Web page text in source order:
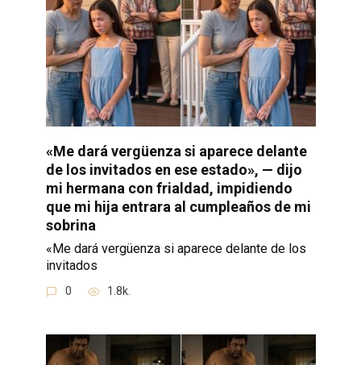
«Me dará vergüenza si aparece delante
de los invitados en ese estado», — dijo
mi hermana con frialdad, impidiendo
que mi hija entrara al cumpleaños de mi
sobrina
«Me dará vergüenza si aparece delante de los
invitados
0 1.8k.